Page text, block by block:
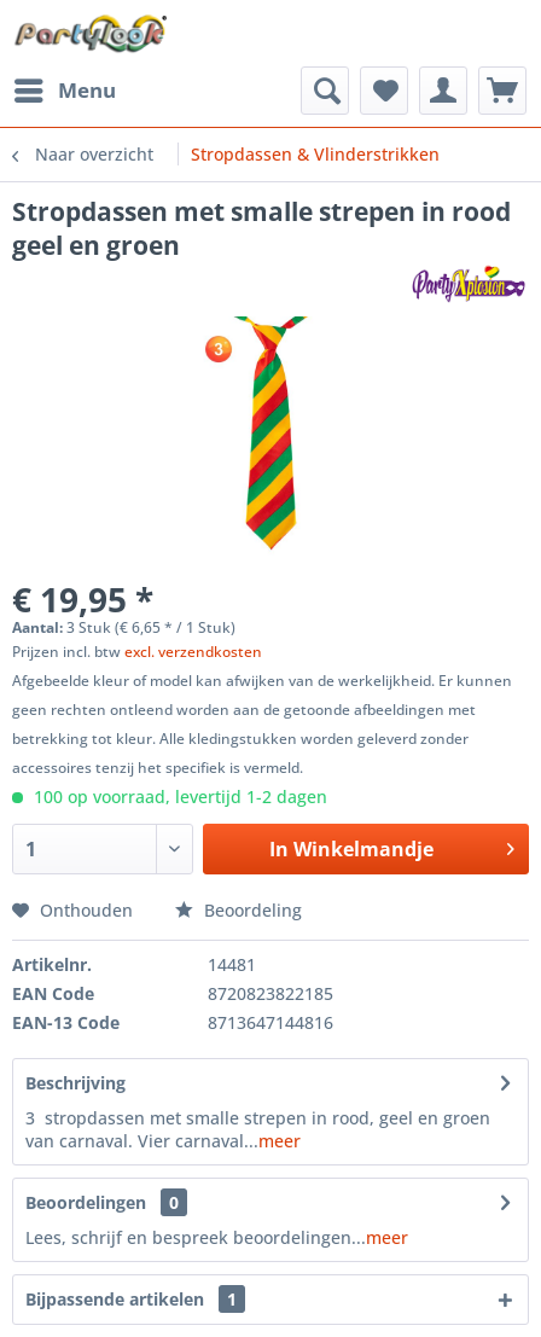
Menu
Naar overzicht Stropdassen & Vlinderstrikken
Stropdassen met smalle strepen in rood
geel en groen
€ 19,95 *
Aantal:3 Stuk (€ 6,65 * / 1 Stuk)
Prijzen incl. btwexcl. verzendkosten
Afgebeelde kleur of model kan afwijken van de werkelijkheid. Er kunnen
geen rechten ontleend worden aan de getoonde afbeeldingen met
betrekking tot kleur. Alle kledingstukken worden geleverd zonder
accessoires tenzij het specifiek is vermeld.
100 op voorraad, levertijd 1-2 dagen
In Winkelmandje
Onthouden Beoordeling
Artikelnr.
14481
EAN Code
8720823822185
EAN-13 Code
8713647144816
Beschrijving
3 stropdassen met smalle strepen in rood, geel en groen
van carnaval. Vier carnaval...meer
Beoordelingen
0
Lees, schrijf en bespreek beoordelingen...meer
Bijpassende artikelen 1